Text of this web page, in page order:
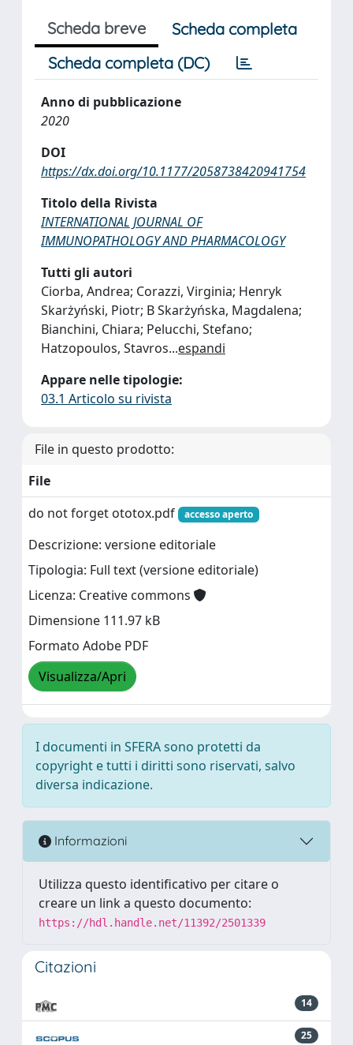
Scheda breve
Scheda completa
Scheda completa (DC)
Anno di pubblicazione
2020
DOI
https://dx.doi.org/10.1177/2058738420941754
Titolo della Rivista
INTERNATIONAL JOURNAL OF
IMMUNOPATHOLOGY AND PHARMACOLOGY
Tutti gli autori
Ciorba, Andrea; Corazzi, Virginia; Henryk
Skarżyński, Piotr; B Skarżyńska, Magdalena;
Bianchini, Chiara; Pelucchi, Stefano;
Hatzopoulos, Stavros...espandi
Appare nelle tipologie:
03.1 Articolo su rivista
File in questo prodotto:
File
do not forget ototox.pdf
accesso aperto
Descrizione: versione editoriale
Tipologia: Full text (versione editoriale)
Licenza: Creative commons
Dimensione 111.97 kB
Formato Adobe PDF
Visualizza/Apri
I documenti in SFERA sono protetti da
copyright e tutti i diritti sono riservati, salvo
diversa indicazione.
Informazioni
Utilizza questo identificativo per citare o
creare un link a questo documento:
https://hdl.handle.net/11392/2501339
Citazioni
14
25